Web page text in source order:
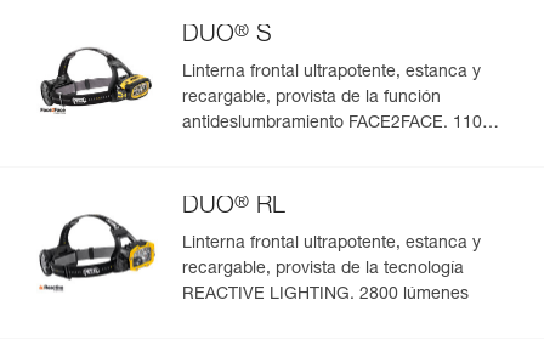
Ver todo el contenido técnico
DUO® S
Linterna frontal ultrapotente, estanca y
recargable, provista de la función
antideslumbramiento FACE2FACE. 1100
DUO® RL
Linterna frontal ultrapotente, estanca y
recargable, provista de la tecnología
REACTIVE LIGHTING. 2800 lúmenes